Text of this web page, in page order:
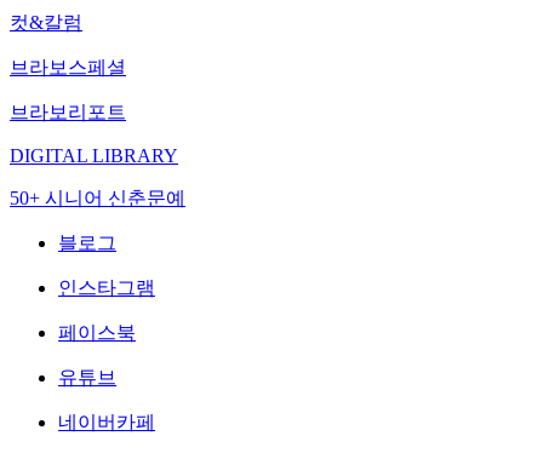
컷&칼럼
브라보스페셜
브라보리포트
DIGITAL LIBRARY
50+ 시니어 신춘문예
블로그
인스타그램
페이스북
유튜브
네이버카페